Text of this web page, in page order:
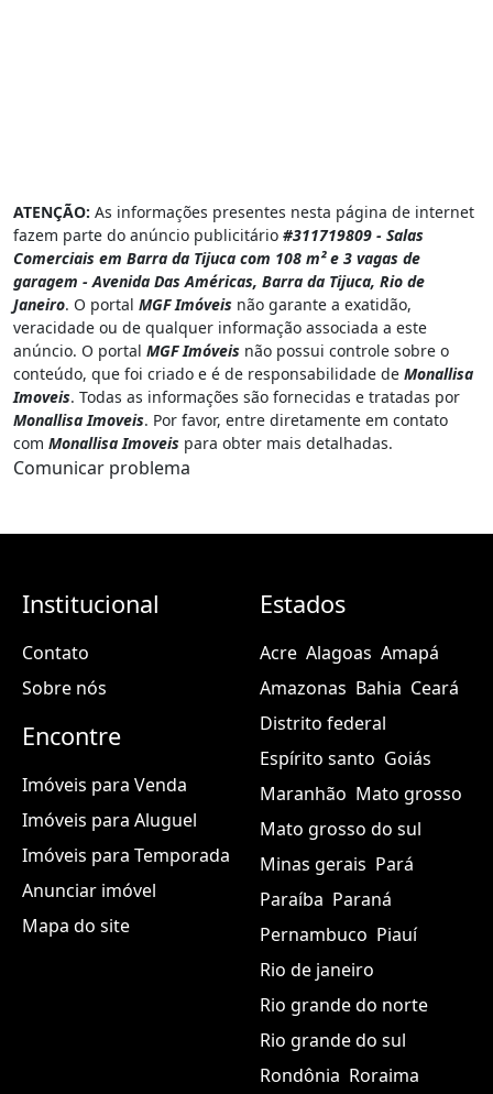
ATENÇÃO: As informações presentes nesta página de internet
fazem parte do anúncio publicitário #311719809 - Salas
Comerciais em Barra da Tijuca com 108 m² e 3 vagas de
garagem - Avenida Das Américas, Barra da Tijuca, Rio de
Janeiro. O portal MGF Imóveis não garante a exatidão,
veracidade ou de qualquer informação associada a este
anúncio. O portal MGF Imóveis não possui controle sobre o
conteúdo, que foi criado e é de responsabilidade de Monallisa
Imoveis. Todas as informações são fornecidas e tratadas por
Monallisa Imoveis. Por favor, entre diretamente em contato
com Monallisa Imoveis para obter mais detalhadas.
Comunicar problema
Institucional
Contato
Sobre nós
Encontre
Imóveis para Venda
Imóveis para Aluguel
Imóveis para Temporada
Anunciar imóvel
Mapa do site
Estados
Acre Alagoas Amapá
Amazonas Bahia Ceará
Distrito federal
Espírito santo Goiás
Maranhão Mato grosso
Mato grosso do sul
Minas gerais Pará
Paraíba Paraná
Pernambuco Piauí
Rio de janeiro
Rio grande do norte
Rio grande do sul
Rondônia Roraima